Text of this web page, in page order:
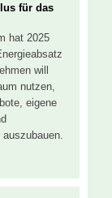
für das
hat 2025
will
nutzen,
eigene